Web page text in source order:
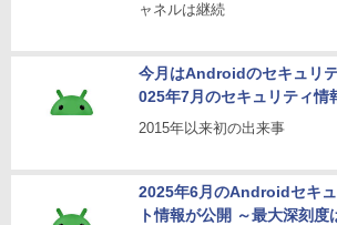
ャネルは継続
今月はAndroidのセキュリ
025年7月のセキュリティ情
2015年以来初の出来事
2025年6月のAndroidセキ
ト情報が公開 ～最大深刻度